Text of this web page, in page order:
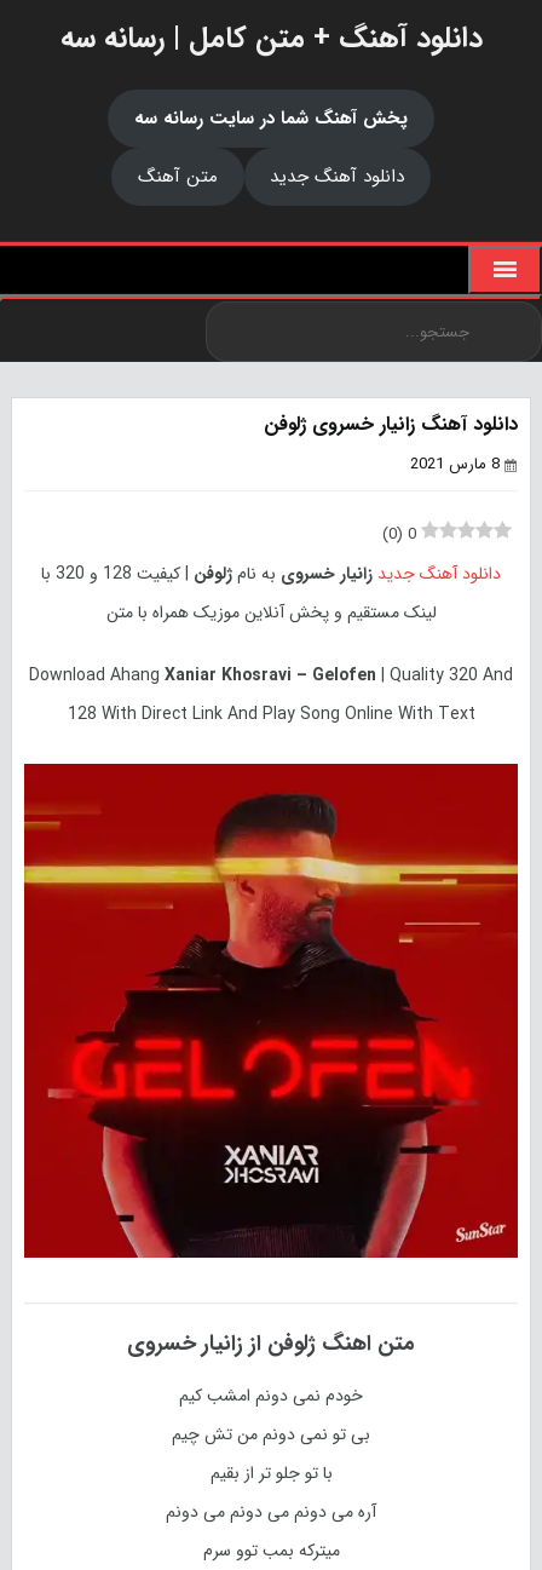
دانلود آهنگ + متن کامل | رسانه سه
پخش آهنگ شما در سایت رسانه سه
دانلود آهنگ جدید
متن آهنگ
دانلود آهنگ زانیار خسروی ژلوفن
8 مارس 2021
0
(
0
)
دانلود آهنگ جدید زانیار خسروی به نامژلوفن
| کیفیت 128 و 320 با
لینک مستقیم و پخش آنلاین موزیک همراه با متن
Download Ahang Xaniar Khosravi – Gelofen | Quality 320 And
128 With Direct Link And Play Song Online With Text
متن اهنگ ژلوفن از زانیار خسروی
خودم نمی دونم امشب کیم
بی تو نمی دونم من تش چیم
با تو جلو تر از بقیم
آره می دونم می دونم می دونم
میترکه بمب توو سرم